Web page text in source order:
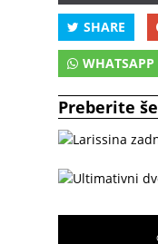
SHARE
WHATSAPP
Preberite še